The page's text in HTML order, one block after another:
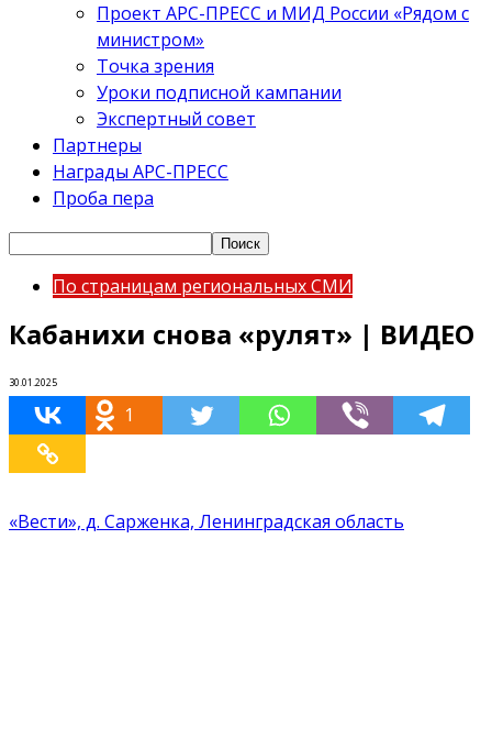
Проект АРС-ПРЕСС и МИД России «Рядом с
министром»
Точка зрения
Уроки подписной кампании
Экспертный совет
Партнеры
Награды АРС-ПРЕСС
Проба пера
По страницам региональных СМИ
Кабанихи снова «рулят» | ВИДЕО
30.01.2025
1
«Вести», д. Сарженка, Ленинградская область